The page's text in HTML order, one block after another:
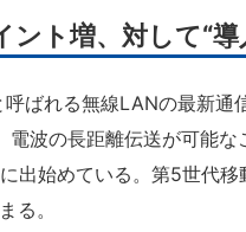
ント増、対して“
ばれる無線LANの最新通
電波の長距離伝送が可能
出始めている。第5世代
る。